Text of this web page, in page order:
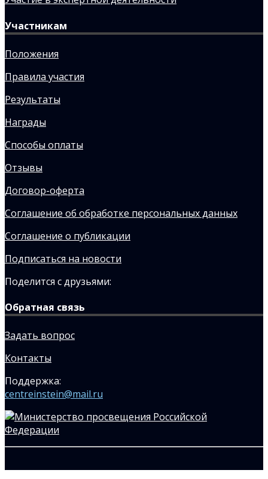
Участникам
Положения
Правила участия
Результаты
Награды
Способы оплаты
Отзывы
Договор-оферта
Соглашение об обработке персональных данных
Соглашение о публикации
Подписаться на новости
Поделится с друзьями:
Обратная связь
Задать вопрос
Контакты
Поддержка:
centreinstein@mail.ru